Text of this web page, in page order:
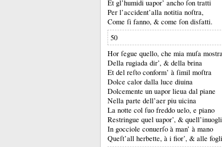
Et gl’humidi uapor’ ancho ſon tratti
Per l’accident’alla notitia noſtra,
Come ſi fanno, & come ſon disſatti.
50
Hor ſegue quello, che mia muſa
Della rugiada dir’, & della brina
Et del reſto conform’ à ſimil moſtra
Dolce calor dalla luce diuina
Dolcemente un uapor lieua dal piane
Nella parte dell’aer piu uicina
La notte col ſuo freddo uelo, e piano
Restringue quel uapor’, &
In gocciole conuerſo à man’ à mano
Queſt’all herbette, à i fior’, & alle